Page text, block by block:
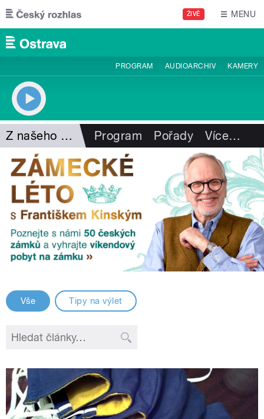
Přejít k hlavnímu obsahu
ŽIVĚ MENU
PROGRAM AUDIOARCHIV KAMERY
Z našeho vysílání Program Pořady Více…
Vše Tipy na výlet